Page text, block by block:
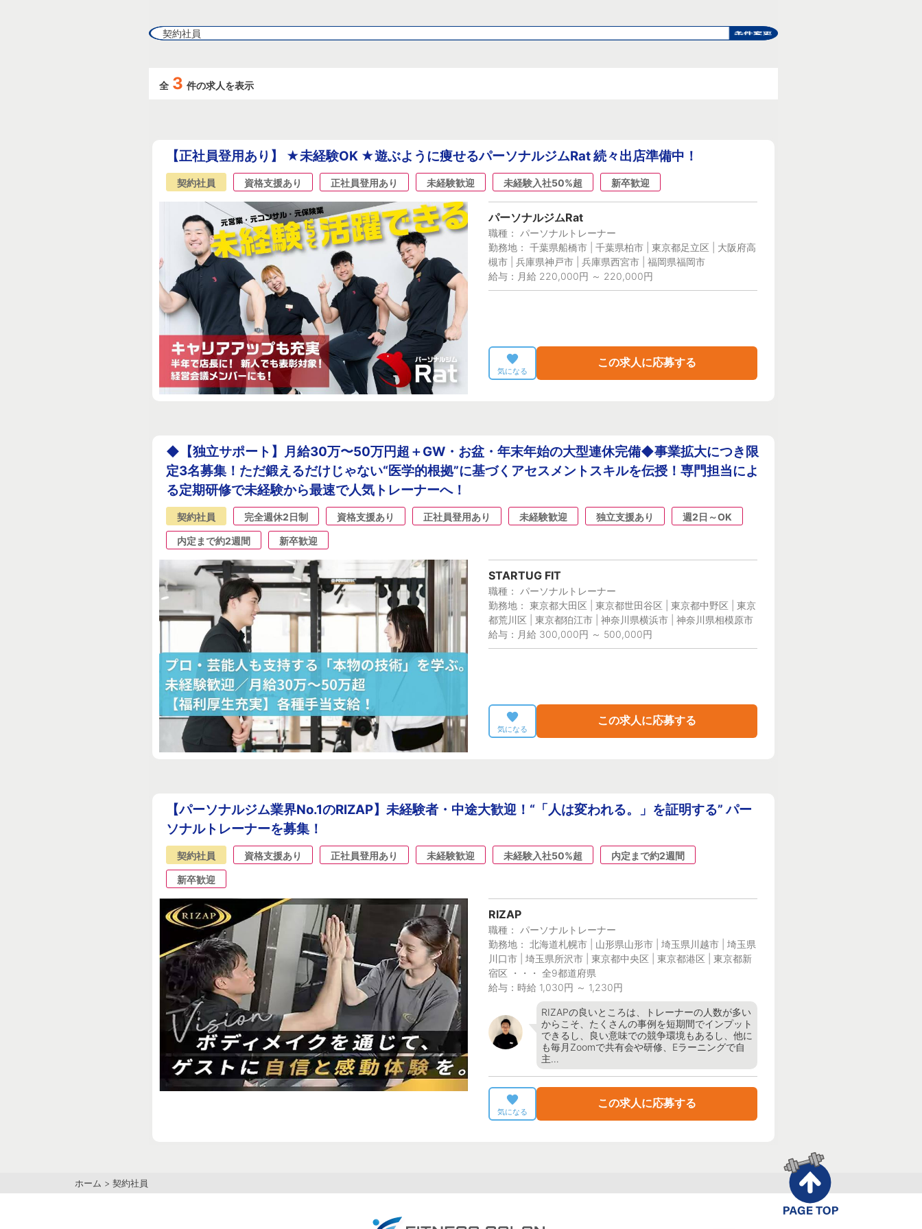
契約社員
全 3 件の求人を表示
【正社員登用あり】 ★未経験OK ★遊ぶように痩せるパーソナルジムRat 続々出店準備中！
契約社員 資格支援あり 正社員登用あり 未経験歓迎 未経験入社50%超 新卒歓迎
パーソナルジムRat
職種： パーソナルトレーナー
勤務地： 千葉県船橋市 | 千葉県柏市 | 東京都足立区 | 大阪府高
槻市 | 兵庫県神戸市 | 兵庫県西宮市 | 福岡県福岡市
給与：月給 220,000円 ～ 220,000円
気になる
この求人に応募する
◆【独立サポート】月給30万〜50万円超＋GW・お盆・年末年始の大型連休完備◆事業拡大につき限
定3名募集！ただ鍛えるだけじゃない“医学的根拠”に基づくアセスメントスキルを伝授！専門担当によ
る定期研修で未経験から最速で人気トレーナーへ！
契約社員 完全週休2日制 資格支援あり 正社員登用あり 未経験歓迎 独立支援あり 週2日～OK
内定まで約2週間 新卒歓迎
STARTUG FIT
職種： パーソナルトレーナー
勤務地： 東京都大田区 | 東京都世田谷区 | 東京都中野区 | 東京
都荒川区 | 東京都狛江市 | 神奈川県横浜市 | 神奈川県相模原市
給与：月給 300,000円 ～ 500,000円
気になる
この求人に応募する
【パーソナルジム業界No.1のRIZAP】未経験者・中途大歓迎！“「人は変われる。」を証明する” パー
ソナルトレーナーを募集！
契約社員 資格支援あり 正社員登用あり 未経験歓迎 未経験入社50%超 内定まで約2週間
新卒歓迎
RIZAP
職種： パーソナルトレーナー
勤務地： 北海道札幌市 | 山形県山形市 | 埼玉県川越市 | 埼玉県
川口市 | 埼玉県所沢市 | 東京都中央区 | 東京都港区 | 東京都新
宿区 ・・・ 全9都道府県
給与：時給 1,030円 ～ 1,230円
RIZAPの良いところは、トレーナーの人数が多い
からこそ、たくさんの事例を短期間でインプット
できるし、良い意味での競争環境もあるし、他に
も毎月Zoomで共有会や研修、Eラーニングで自
主…
気になる
この求人に応募する
ホーム > 契約社員